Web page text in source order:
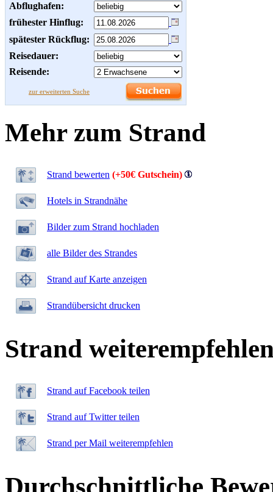
Abflughafen:
frühester Hinflug:
spätester Rückflug:
Reisedauer:
Reisende:
zur erweiterten Suche
Mehr zum Strand
Strand bewerten (+50€ Gutschein)
Hotels in Strandnähe
Bilder zum Strand hochladen
alle Bilder des Strandes
Strand auf Karte anzeigen
Strandübersicht drucken
Strand
Strand auf Facebook teilen
Strand auf Twitter teilen
Strand per Mail weiterempfehlen
Durchschnittliche